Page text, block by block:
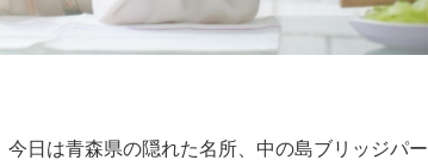
日は青森県の隠れた名所、中の島ブリッジパー